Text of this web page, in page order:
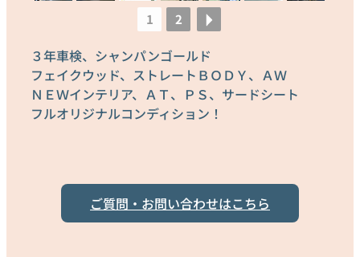
1 2
３年車検、シャンパンゴールド
フェイクウッド、ストレートＢＯＤＹ、ＡＷ
ＮＥＷインテリア、ＡＴ、ＰＳ、サードシート
フルオリジナルコンディション！
ご質問・お問い合わせはこちら